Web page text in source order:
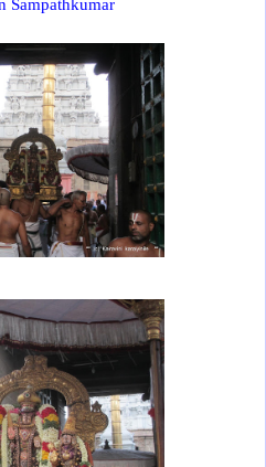
Sampathkumar